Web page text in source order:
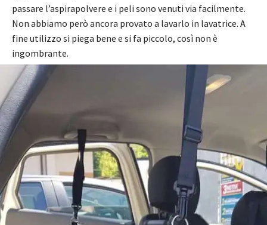
passare l’aspirapolvere e i peli sono venuti via facilmente.
Non abbiamo però ancora provato a lavarlo in lavatrice. A
fine utilizzo si piega bene e si fa piccolo, così non è
ingombrante.